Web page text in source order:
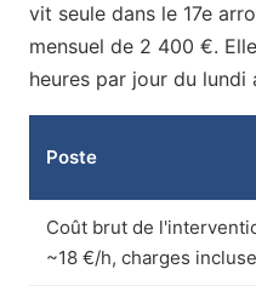
vit seule dans le 17e
mensuel de 2 400 €.
heures par jour du lundi
Poste
Coût brut de
~18 €/h, charges